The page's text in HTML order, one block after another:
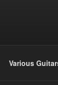
Various